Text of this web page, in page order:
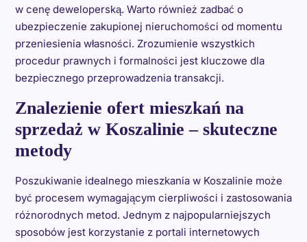
w cenę deweloperską. Warto również zadbać o
ubezpieczenie zakupionej nieruchomości od momentu
przeniesienia własności. Zrozumienie wszystkich
procedur prawnych i formalności jest kluczowe dla
bezpiecznego przeprowadzenia transakcji.
Znalezienie ofert mieszkań na
sprzedaż w Koszalinie – skuteczne
metody
Poszukiwanie idealnego mieszkania w Koszalinie może
być procesem wymagającym cierpliwości i zastosowania
różnorodnych metod. Jednym z najpopularniejszych
sposobów jest korzystanie z portali internetowych